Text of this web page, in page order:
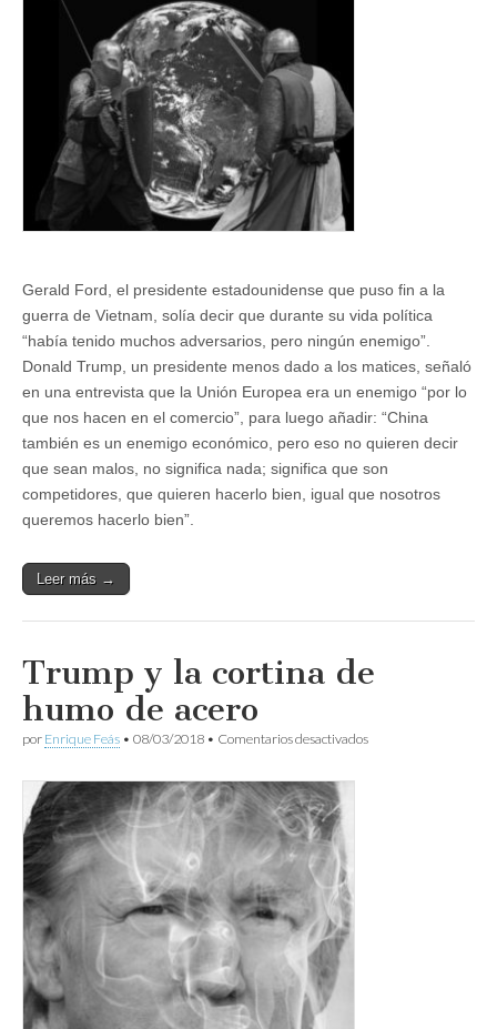
Gerald Ford, el presidente estadounidense que puso fin a la
guerra de Vietnam, solía decir que durante su vida política
“había tenido muchos adversarios, pero ningún enemigo”.
Donald Trump, un presidente menos dado a los matices, señaló
en una entrevista que la Unión Europea era un enemigo “por lo
que nos hacen en el comercio”, para luego añadir: “China
también es un enemigo económico, pero eso no quieren decir
que sean malos, no significa nada; significa que son
competidores, que quieren hacerlo bien, igual que nosotros
queremos hacerlo bien”.
Leer más →
Trump y la cortina de
humo de acero
por Enrique Feás • 08/03/2018 • Comentarios desactivadosen